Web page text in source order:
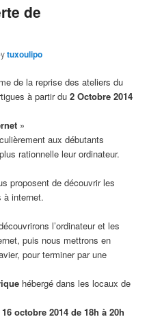
de
tuxoulipo
de la reprise des ateliers du
à partir du2 Octobre 2014
»
aux débutants
rationnelle leur ordinateur.
proposent de découvrir les
à internet.
l’ordinateur et les
puis nous mettrons en
pour terminer par une
hébergé dans les locaux de
octobre 2014 de 18h à 20h